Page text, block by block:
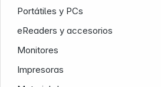
Portátiles y PCs
eReaders y accesorios
Monitores
Impresoras
Nuestra empresa